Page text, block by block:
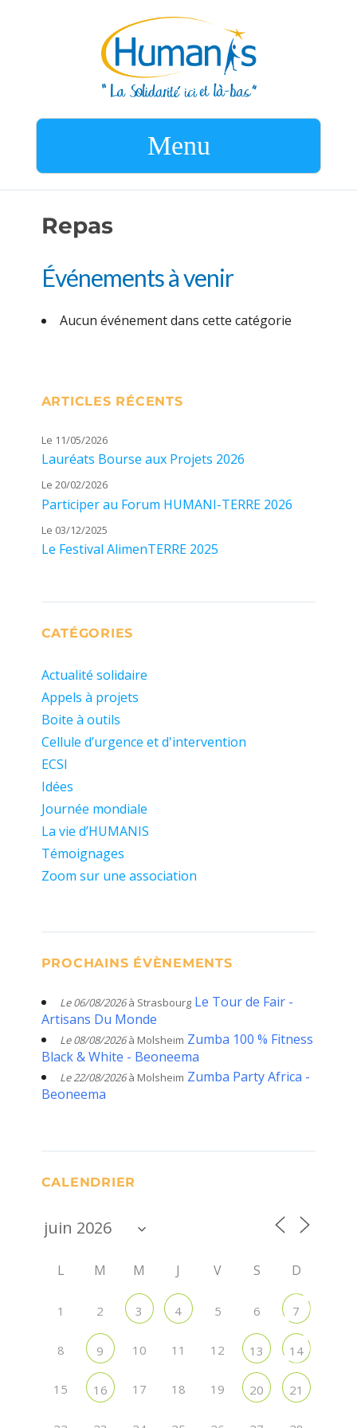
Menu
Repas
Événements à venir
Aucun événement dans cette catégorie
ARTICLES RÉCENTS
Le 11/05/2026
Lauréats Bourse aux Projets 2026
Le 20/02/2026
Participer au Forum HUMANI-TERRE 2026
Le 03/12/2025
Le Festival AlimenTERRE 2025
CATÉGORIES
Actualité solidaire
Appels à projets
Boite à outils
Cellule d’urgence et d'intervention
ECSI
Idées
Journée mondiale
La vie d’HUMANIS
Témoignages
Zoom sur une association
PROCHAINS ÉVÈNEMENTS
Le 06/08/2026à Strasbourg Le Tour de Fair -
Artisans Du Monde
Le 08/08/2026à Molsheim Zumba 100 % Fitness
Black & White - Beoneema
Le 22/08/2026à Molsheim Zumba Party Africa -
Beoneema
CALENDRIER
L M M J V S D
1 2 3 4 5 6 7
8 9 10 11 12 13 14
15 16 17 18 19 20 21